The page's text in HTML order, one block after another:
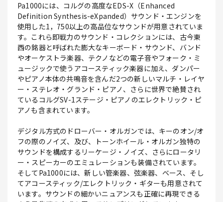
Pa1000には、コルグの高度なEDS-X（Enhanced
Definition Synthesis-eXpanded）サウンド・エンジンを
使用した1，750以上の高品位なサウンドが用意されていま
す。これら即戦力のサウンド・コレクションには、古今東
西の銘器と呼ばれた膨大なキーボード・サウンド、バンド
やオーケストラ楽器、テクノなどの電子音やフォーク・ミ
ュージックで使うアコースティック楽器に加え、ダンパー
やピアノ本体の共鳴音を含んだ2つの新しいマルチ・レイヤ
ー・ステレオ・グランド・ピアノ、さらに世界で絶賛され
ているコルグSV-1ステージ・ピアノのエレクトリック・ピ
アノも含まれています。
デジタル方式のドローバー・オルガンでは、キーのオン/オ
フの際のノイズ、及び、トーンホイール・オルガン独特の
サウンドを構成するリーケージ・ノイズ、さらにロータリ
ー・スピーカーのエミュレーションも装備されています。
そしてPa1000には、新しい管楽器、弦楽器、ベース、そし
てアコースティック/エレクトリック・ギターも用意されて
います。サウンドの細かいニュアンスも正確に再現できる